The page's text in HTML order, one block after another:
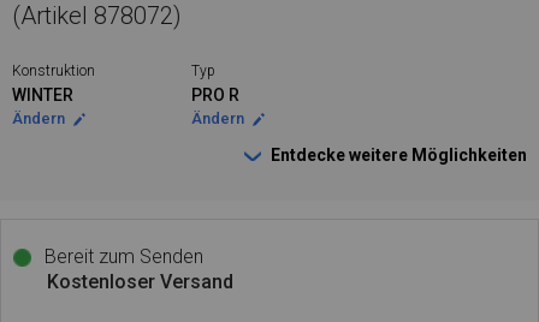
(Artikel 878072)
Konstruktion
WINTER
Ändern
Typ
PRO R
Ändern
Entdecke weitere Möglichkeiten
Bereit zum Senden
Kostenloser Versand